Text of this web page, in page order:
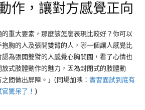
作，讓對方感覺正向
重大要素，那麼該怎麼表現比較好？你可以
胸的人及張開雙臂的人，哪一個讓人感覺比
為張開雙臂的人感覺心胸開闊，看了心情也
式肢體動作的魅力，因為封閉式的肢體動
間做出屏障。」(同場加映： 實習面試到底有
驚呆了！ )